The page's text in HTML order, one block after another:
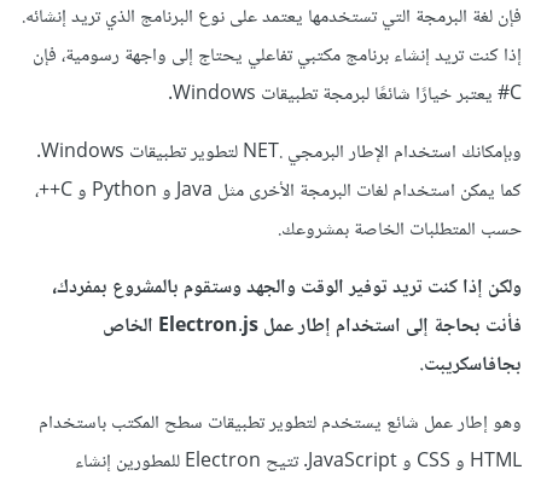
فإن لغة البرمجة التي تستخدمها يعتمد على نوع البرنامج الذي تريد إنشائه.
إذا كنت تريد إنشاء برنامج مكتبي تفاعلي يحتاج إلى واجهة رسومية، فإن
C# يعتبر خيارًا شائعًا لبرمجة تطبيقات Windows.
وبإمكانك استخدام الإطار البرمجي .NET لتطوير تطبيقات Windows.
كما يمكن استخدام لغات البرمجة الأخرى مثل Java و Python و C++،
حسب المتطلبات الخاصة بمشروعك.
ولكن إذا كنت تريد توفير الوقت والجهد وستقوم بالمشروع بمفردك،
فأنت بحاجة إلى استخدام إطار عمل Electron.js الخاص
بجافاسكريبت.
وهو إطار عمل شائع يستخدم لتطوير تطبيقات سطح المكتب باستخدام
HTML و CSS و JavaScript. تتيح Electron للمطورين إنشاء